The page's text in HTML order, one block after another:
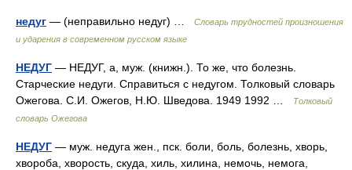
недуг — (неправильно недуг) …
Словарь трудностей произношения
и ударения в современном русском языке
НЕДУГ — НЕДУГ, а, муж. (книжн.). То же, что болезнь.
Старческие недуги. Справиться с недугом. Толковый словарь
Ожегова. С.И. Ожегов, Н.Ю. Шведова. 1949 1992 …
Толковый
словарь Ожегова
НЕДУГ — муж. недуга жен., пск. боли, боль, болезнь, хворь,
хвороба, хворость, скуда, хиль, хилина, немочь, немога,